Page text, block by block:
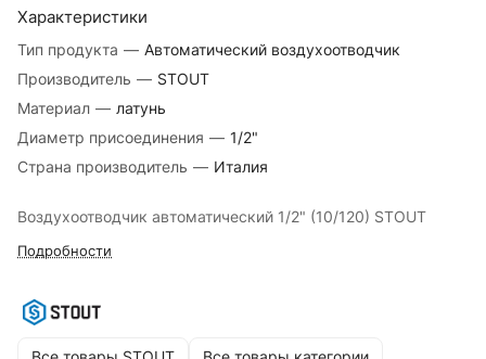
Характеристики
Тип продукта — Автоматический воздухоотводчик
Производитель — STOUT
Материал — латунь
Диаметр присоединения — 1/2"
Страна производитель — Италия
Воздухоотводчик автоматический 1/2" (10/120) STOUT
Подробности